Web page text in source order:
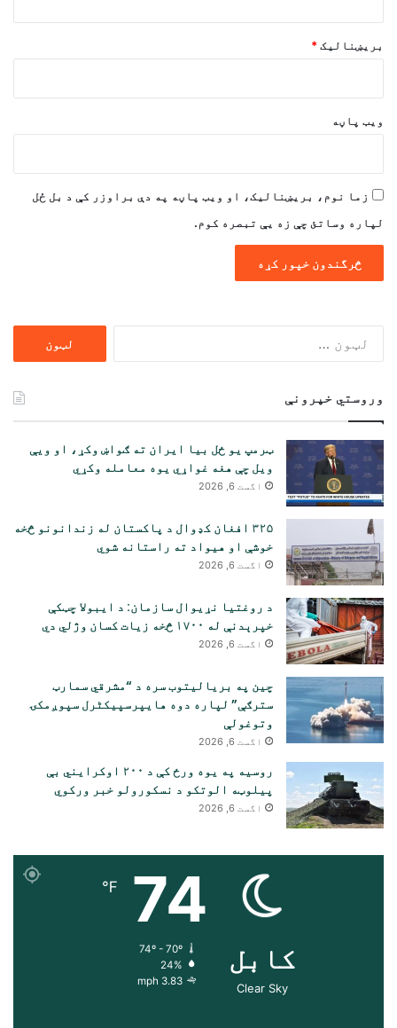
بریښنالیک *
ویب پاڼه
زما نوم، بریښنالیک، او ویب پاڼه په دې براوزر کې د بل ځل
لپاره وساتئ چې زه یې تبصره کوم.
وروستي خپرونې
ټرمپ یو ځل بیا ایران ته ګواښ وکړ، او ویې
ویل چې هغه غواړي یوه معامله وکړي
اگست 6, 2026
۳۲۵ افغان کډوال د پاکستان له زندانونو څخه
خوشې او هیواد ته راستانه شوي
اگست 6, 2026
د روغتیا نړیوال سازمان: د ایبولا چټکې
خپرېدنې له ۱۷۰۰ څخه زیات کسان وژلي دي
اگست 6, 2026
چین په بریالیتوب سره د “مشرقي سمارټ
سترګې” لپاره دوه هایپرسپیکٹرل سپوږمکۍ
وتوغولې
اگست 6, 2026
روسیه په یوه ورځ کې د ۲۰۰ اوکرایني بې
پیلوټه الوتکو د نسکورولو خبر ورکوي
اگست 6, 2026
کابل
Clear Sky
74
℉
74º - 70º
24%
3.83 mph